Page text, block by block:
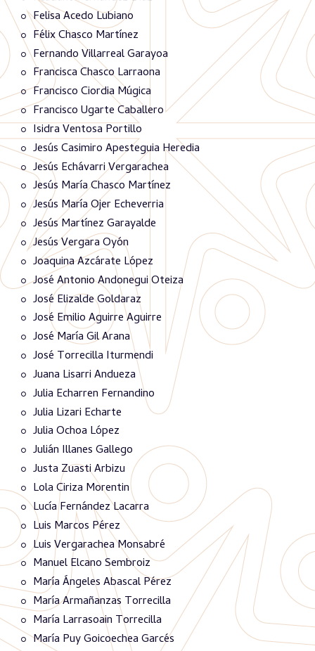
Felisa Acedo Lubiano
Félix Chasco Martínez
Fernando Villarreal Garayoa
Francisca Chasco Larraona
Francisco Ciordia Múgica
Francisco Ugarte Caballero
Isidra Ventosa Portillo
Jesús Casimiro Apesteguia Heredia
Jesús Echávarri Vergarachea
Jesús María Chasco Martínez
Jesús María Ojer Echeverria
Jesús Martínez Garayalde
Jesús Vergara Oyón
Joaquina Azcárate López
José Antonio Andonegui Oteiza
José Elizalde Goldaraz
José Emilio Aguirre Aguirre
José María Gil Arana
José Torrecilla Iturmendi
Juana Lisarri Andueza
Julia Echarren Fernandino
Julia Lizari Echarte
Julia Ochoa López
Julián Illanes Gallego
Justa Zuasti Arbizu
Lola Ciriza Morentin
Lucía Fernández Lacarra
Luis Marcos Pérez
Luis Vergarachea Monsabré
Manuel Elcano Sembroiz
María Ángeles Abascal Pérez
María Armañanzas Torrecilla
María Larrasoain Torrecilla
María Puy Goicoechea Garcés